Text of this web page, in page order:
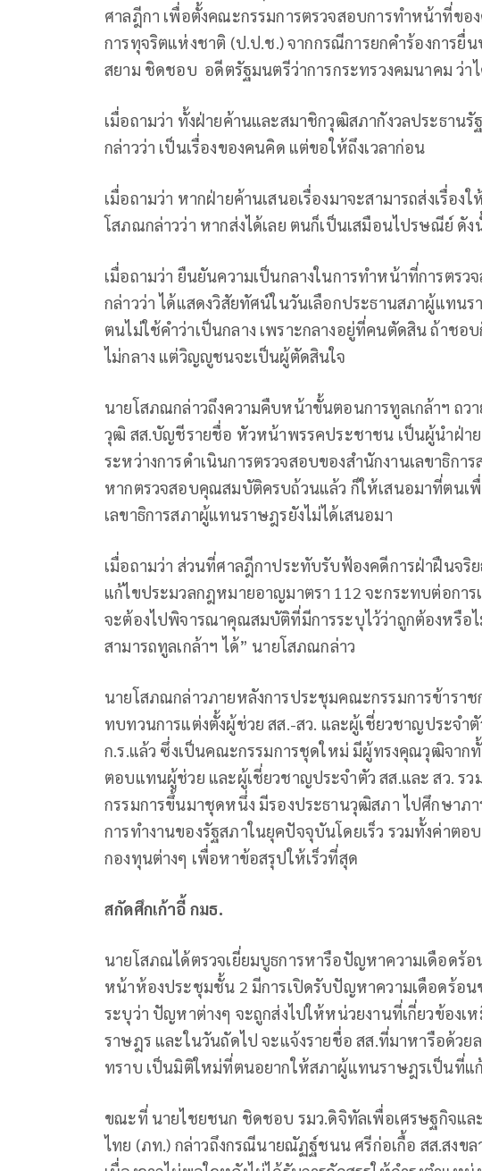
ศาลฎีกา เพื่อตั้งคณะกรรมการตรวจสอบการทำหน้าที่ข
การทุจริตแห่งชาติ (ป.ป.ช.) จากกรณีการยกคำร้องการ
สยาม ชิดชอบ อดีตรัฐมนตรีว่าการกระทรวงคมนาคม ว่า
เมื่อถามว่า ทั้งฝ่ายค้านและสมาชิกวุฒิสภากังวลประธาน
กล่าวว่า เป็นเรื่องของคนคิด แต่ขอให้ถึงเวลาก่อน
เมื่อถามว่า หากฝ่ายค้านเสนอเรื่องมาจะสามารถส่งเรื่อ
โสภณกล่าวว่า หากส่งได้เลย ตนก็เป็นเสมือนไปรษณีย์ ดั
เมื่อถามว่า ยืนยันความเป็นกลางในการทำหน้าที่การตร
กล่าวว่า ได้แสดงวิสัยทัศน์ในวันเลือกประธานสภาผู้แทน
ตนไม่ใช้คำว่าเป็นกลาง เพราะกลางอยู่ที่คนตัดสิน ถ้าชอ
ไม่กลาง แต่วิญญูชนจะเป็นผู้ตัดสินใจ
นายโสภณกล่าวถึงความคืบหน้าขั้นตอนการทูลเกล้าฯ ถ
วุฒิ สส.บัญชีรายชื่อ หัวหน้าพรรคประชาชน เป็นผู้นำฝ่า
ระหว่างการดำเนินการตรวจสอบของสำนักงานเลขาธิก
หากตรวจสอบคุณสมบัติครบถ้วนแล้ว ก็ให้เสนอมาที่ตนเ
เลขาธิการสภาผู้แทนราษฎรยังไม่ได้เสนอมา
เมื่อถามว่า ส่วนที่ศาลฎีกาประทับรับฟ้องคดีการฝ่าฝืนจริ
แก้ไขประมวลกฎหมายอาญมาตรา 112 จะกระทบต่อกา
จะต้องไปพิจารณาคุณสมบัติที่มีการระบุไว้ว่าถูกต้องหรือ
สามารถทูลเกล้าฯ ได้” นายโสภณกล่าว
นายโสภณกล่าวภายหลังการประชุมคณะกรรมการข้าราช
ทบทวนการแต่งตั้งผู้ช่วย สส.-สว. และผู้เชี่ยวชาญประจำ
ก.ร.แล้ว ซึ่งเป็นคณะกรรมการชุดใหม่ มีผู้ทรงคุณวุฒิจากทั้
ตอบแทนผู้ช่วย และผู้เชี่ยวชาญประจำตัว สส.และ สว. รว
กรรมการขึ้นมาชุดหนึ่ง มีรองประธานวุฒิสภา ไปศึกษาภ
การทำงานของรัฐสภาในยุคปัจจุบันโดยเร็ว รวมทั้งค่าต
กองทุนต่างๆ เพื่อหาข้อสรุปให้เร็วที่สุด
สกัดศึกเก้าอี้ กมธ.
นายโสภณได้ตรวจเยี่ยมบูธการหารือปัญหาความเดือดร้
หน้าห้องประชุมชั้น 2 มีการเปิดรับปัญหาความเดือดร้อน
ระบุว่า ปัญหาต่างๆ จะถูกส่งไปให้หน่วยงานที่เกี่ยวข้อง
ราษฎร และในวันถัดไป จะแจ้งรายชื่อ สส.ที่มาหารือด้ว
ทราบ เป็นมิติใหม่ที่ตนอยากให้สภาผู้แทนราษฎรเป็นที่
ขณะที่ นายไชยชนก ชิดชอบ รมว.ดิจิทัลเพื่อเศรษฐกิจแล
ไทย (ภท.) กล่าวถึงกรณีนายณัฏฐ์ชนน ศรีก่อเกื้อ สส.สงข